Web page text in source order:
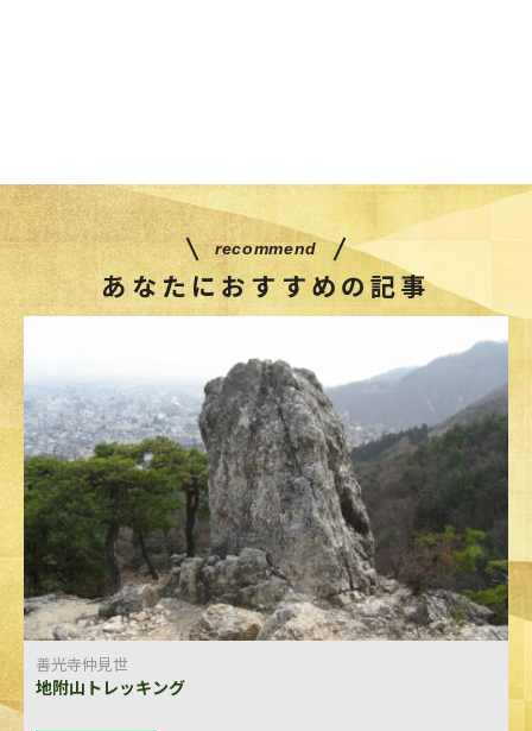
recommend
あなたにおすすめの記事
善光寺仲見世
地附山トレッキング